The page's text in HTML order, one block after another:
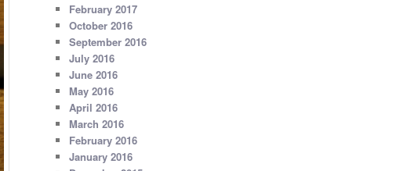
February 2017
October 2016
September 2016
July 2016
June 2016
May 2016
April 2016
March 2016
February 2016
January 2016